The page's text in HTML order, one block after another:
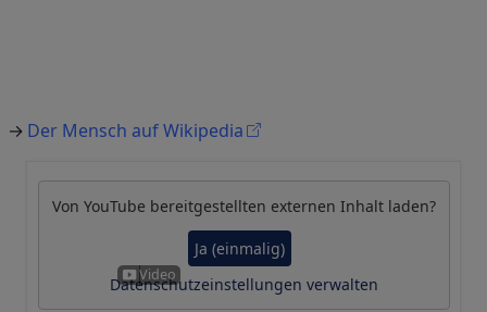
Der Mensch auf Wikipedia
Von YouTube bereitgestellten externen Inhalt laden?
Ja (einmalig)
Datenschutzeinstellungen verwalten